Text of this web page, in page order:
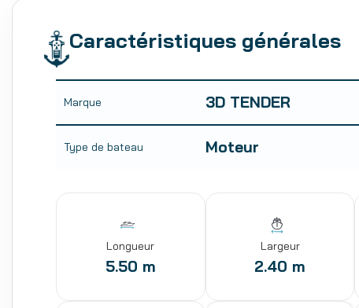
Caractéristiques générales
Marque 3D TENDER
Type de bateau Moteur
Longueur
5.50 m
Largeur
2.40 m